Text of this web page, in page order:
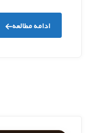
ادامه مطالعه